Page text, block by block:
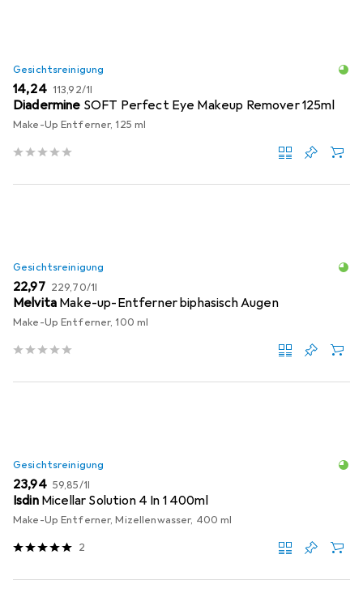
Gesichtsreinigung
EUR
14,24 EUR
113,92/1l
Diadermine SOFT Perfect Eye Makeup Remover 125ml
Make-Up Entferner, 125 ml
Gesichtsreinigung
EUR
22,97 EUR
229,70/1l
Melvita Make-up-Entferner biphasisch Augen
Make-Up Entferner, 100 ml
Gesichtsreinigung
EUR
23,94 EUR
59,85/1l
Isdin Micellar Solution 4 In 1 400ml
Make-Up Entferner, Mizellenwasser, 400 ml
2